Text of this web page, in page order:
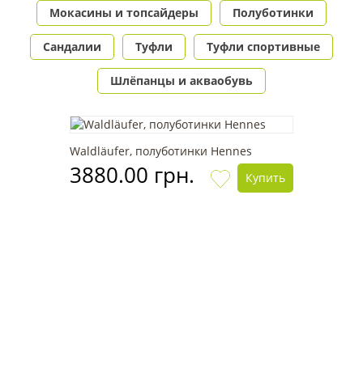
Мокасины и топсайдеры Полуботинки
Сандалии Туфли Туфли спортивные
Шлёпанцы и акваобувь
Waldläufer, полуботинки Hennes
3880.00 грн. Купить